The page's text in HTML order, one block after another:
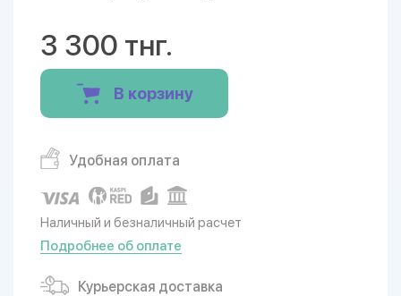
3 300 тнг.
В корзину
Удобная оплата
Наличный и безналичный расчет
Подробнее об оплате
Курьерская доставка